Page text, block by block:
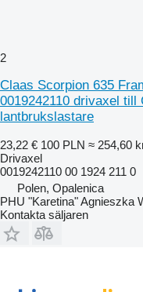
2
Claas Scorpion 635
0019242110 drivaxel till
lantbrukslastare
23,22 € 100 PLN ≈ 254,60
Drivaxel
0019242110 00 1924 211 0
Polen, Opalenica
PHU "Karetina" Agnieszka
Kontakta säljaren